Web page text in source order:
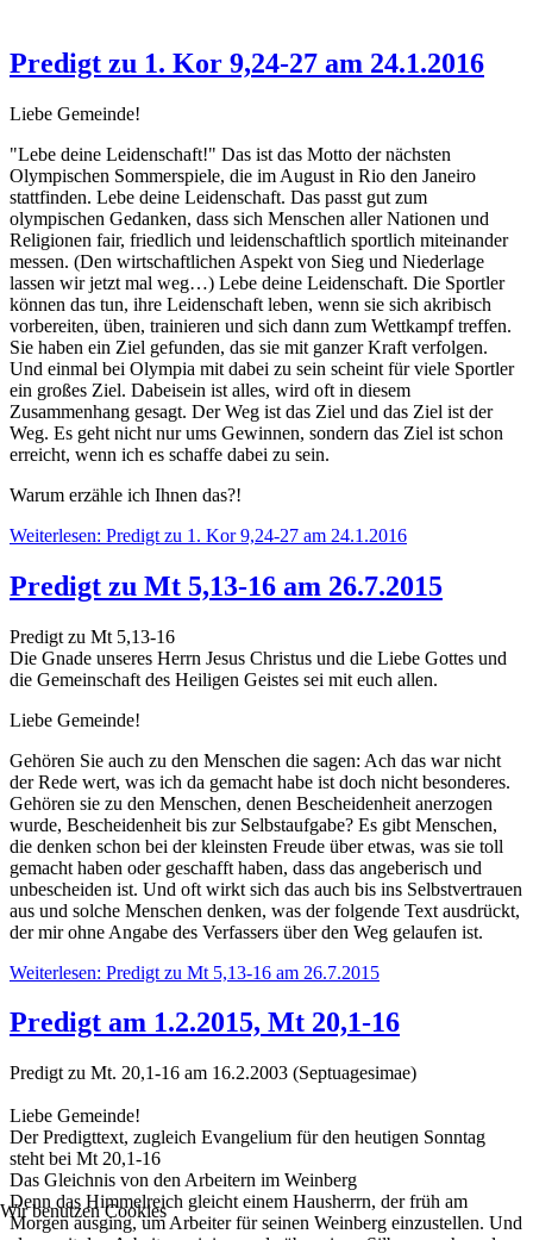
Predigt zu 1. Kor 9,24-27 am 24.1.2016
Liebe Gemeinde!
"Lebe deine Leidenschaft!" Das ist das Motto der nächsten
Olympischen Sommerspiele, die im August in Rio den Janeiro
stattfinden. Lebe deine Leidenschaft. Das passt gut zum
olympischen Gedanken, dass sich Menschen aller Nationen und
Religionen fair, friedlich und leidenschaftlich sportlich miteinander
messen. (Den wirtschaftlichen Aspekt von Sieg und Niederlage
lassen wir jetzt mal weg…) Lebe deine Leidenschaft. Die Sportler
können das tun, ihre Leidenschaft leben, wenn sie sich akribisch
vorbereiten, üben, trainieren und sich dann zum Wettkampf treffen.
Sie haben ein Ziel gefunden, das sie mit ganzer Kraft verfolgen.
Und einmal bei Olympia mit dabei zu sein scheint für viele Sportler
ein großes Ziel. Dabeisein ist alles, wird oft in diesem
Zusammenhang gesagt. Der Weg ist das Ziel und das Ziel ist der
Weg. Es geht nicht nur ums Gewinnen, sondern das Ziel ist schon
erreicht, wenn ich es schaffe dabei zu sein.
Warum erzähle ich Ihnen das?!
Weiterlesen: Predigt zu 1. Kor 9,24-27 am 24.1.2016
Predigt zu Mt 5,13-16 am 26.7.2015
Predigt zu Mt 5,13-16
Die Gnade unseres Herrn Jesus Christus und die Liebe Gottes und
die Gemeinschaft des Heiligen Geistes sei mit euch allen.
Liebe Gemeinde!
Gehören Sie auch zu den Menschen die sagen: Ach das war nicht
der Rede wert, was ich da gemacht habe ist doch nicht besonderes.
Gehören sie zu den Menschen, denen Bescheidenheit anerzogen
wurde, Bescheidenheit bis zur Selbstaufgabe? Es gibt Menschen,
die denken schon bei der kleinsten Freude über etwas, was sie toll
gemacht haben oder geschafft haben, dass das angeberisch und
unbescheiden ist. Und oft wirkt sich das auch bis ins Selbstvertrauen
aus und solche Menschen denken, was der folgende Text ausdrückt,
der mir ohne Angabe des Verfassers über den Weg gelaufen ist.
Weiterlesen: Predigt zu Mt 5,13-16 am 26.7.2015
Predigt am 1.2.2015, Mt 20,1-16
Predigt zu Mt. 20,1-16 am 16.2.2003 (Septuagesimae)
Liebe Gemeinde!
Der Predigttext, zugleich Evangelium für den heutigen Sonntag
steht bei Mt 20,1-16
Das Gleichnis von den Arbeitern im Weinberg
Denn das Himmelreich gleicht einem Hausherrn, der früh am
Morgen ausging, um Arbeiter für seinen Weinberg einzustellen. Und
Wir benutzen Cookies